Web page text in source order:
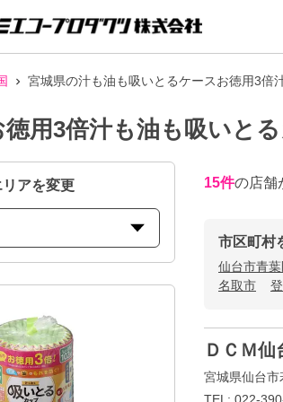
宮城県の汁も油も吸いとるケースお徳用3倍
用3倍汁も油も吸いと
リアを変更 15件の店舗
市区町村
仙台市青
名取市
ＤＣＭ仙
宮城県仙台市